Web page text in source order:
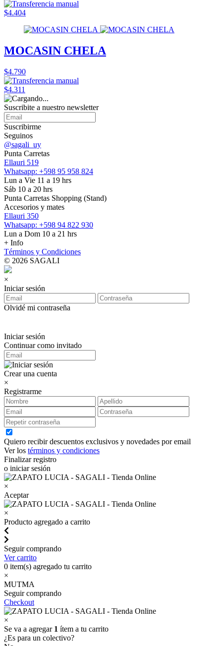
$4.404
MOCASIN CHELA
$4.790
$4.311
Suscribite a nuestro newsletter
Suscribirme
Seguinos
@sagali_uy
Punta Carretas
Ellauri 519
Whatsapp: +598 95 958 824
Lun a Vie 11 a 19 hrs
Sáb 10 a 20 hrs
Punta Carretas Shopping (Stand)
Accesorios y mates
Ellauri 350
Whatsapp: +598 94 822 930
Lun a Dom 10 a 21 hrs
+ Info
Términos y Condiciones
© 2026 SAGALI
×
Iniciar sesión
Olvidé mi contraseña
Iniciar sesión
Continuar como invitado
Crear una cuenta
×
Registrarme
Quiero recibir descuentos exclusivos y novedades por email
Ver los términos y condiciones
Finalizar registro
o iniciar sesión
×
Aceptar
×
Producto agregado a carrito
Seguir comprando
Ver carrito
0 item(s) agregado tu carrito
×
MUTMA
Seguir comprando
Checkout
×
Se va a agregar 1 ítem a tu carrito
¿Es para un colectivo?